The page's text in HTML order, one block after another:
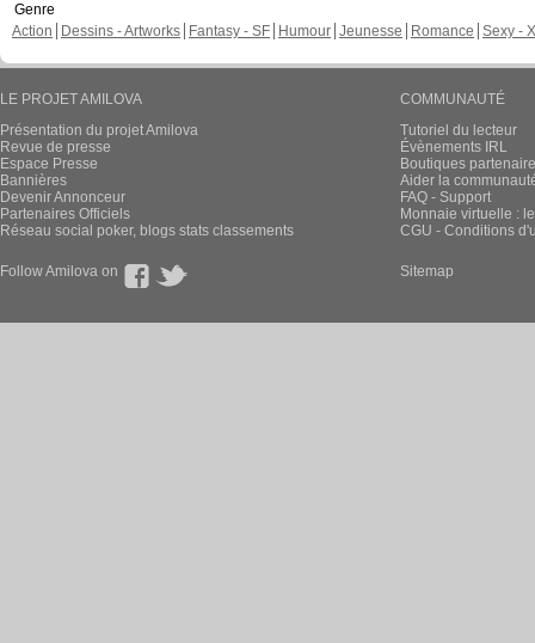
Genre
Action
Dessins - Artworks Fantasy - SF Humour Jeunesse Romance Sexy -
LE PROJET AMILOVA
Présentation du projet Amilova
Revue de presse
Espace Presse
Bannières
Devenir Annonceur
Partenaires Officiels
Réseau social poker, blogs stats classements
COMMUNAUTÉ
Tutoriel du lecteur
Évènements IRL
Boutiques
Aider la
FAQ - Support
Monnaie virtuelle :
CGU - Conditions
Follow Amilova on Sitemap